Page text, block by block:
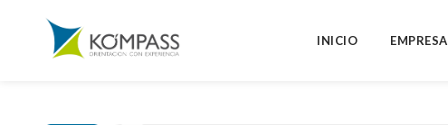
INICIO EMPRESA